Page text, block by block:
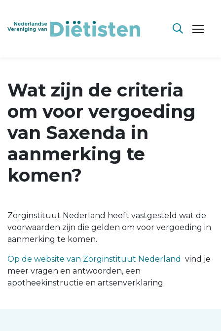
Wat zijn de criteria
om voor vergoeding
van Saxenda in
aanmerking te
komen?
Zorginstituut Nederland heeft vastgesteld wat de
voorwaarden zijn die gelden om voor vergoeding in
aanmerking te komen.
Op de website van Zorginstituut Nederland vind je
meer vragen en antwoorden, een
apotheekinstructie en artsenverklaring.